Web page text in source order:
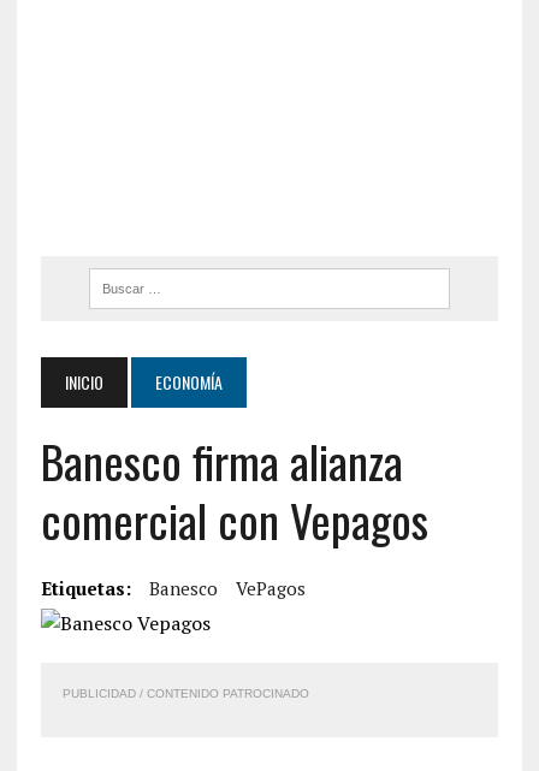
INICIO ECONOMÍA
Banesco firma alianza
comercial con Vepagos
Etiquetas: Banesco VePagos
PUBLICIDAD / CONTENIDO PATROCINADO